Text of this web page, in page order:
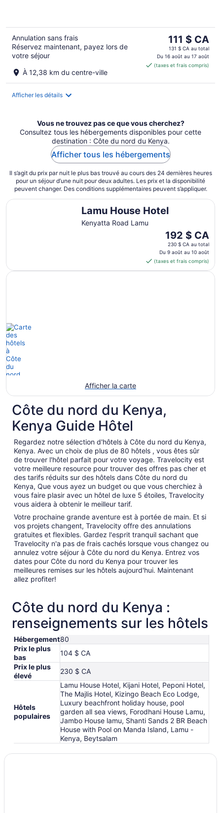
Annulation sans frais
Réservez maintenant, payez lors de
votre séjour
À 12,38 km du centre-ville
Le
prix
est
de 111 $ CA
111 $ CA
131 $ CA au total
Du 16 août au 17 août
(taxes et frais compris)
Afficher les détails
Vous ne trouvez pas ce que vous cherchez?
Consultez tous les hébergements disponibles pour cette
destination : Côte du nord du Kenya.
Afficher tous les hébergements
Il s’agit du prix par nuit le plus bas trouvé au cours des 24 dernières heures
pour un séjour d’une nuit pour deux adultes. Les prix et la disponibilité
peuvent changer. Des conditions supplémentaires peuvent s’appliquer.
Lamu House Hotel
Kenyatta Road Lamu
Le
prix
est
de 192 $ CA
par
192 $ CA
230 $ CA au total
Du 9 août au 10 août
(taxes et frais compris)
Lamu House Hotel
Afficher la carte
Côte du nord du Kenya,
Kenya Guide Hôtel
Regardez notre sélection d'hôtels à Côte du nord du Kenya,
Kenya. Avec un choix de plus de 80 hôtels , vous êtes sûr
de trouver l'hôtel parfait pour votre voyage. Travelocity est
votre meilleure resource pour trouver des offres pas cher et
des tarifs réduits sur des hôtels dans Côte du nord du
Kenya, Que vous ayez un budget ou que vous cherchiez à
vous faire plasir avec un hôtel de luxe 5 étoiles, Travelocity
vous aidera à obtenir le meilleur tarif.
Votre prochaine grande aventure est à portée de main. Et si
vos projets changent, Travelocity offre des annulations
gratuites et flexibles. Gardez l'esprit tranquil sachant que
Travelocity n'a pas de frais cachés lorsque vous changez ou
annulez votre séjour à Côte du nord du Kenya. Entrez vos
dates pour Côte du nord du Kenya pour trouver les
meilleures remises sur les hôtels aujourd'hui. Maintenant
allez profiter!
Côte du nord du Kenya :
renseignements sur les hôtels
Hébergement80
Prix le plus
bas
104 $ CA
Prix le plus
élevé
230 $ CA
Hôtels
populaires
Lamu House Hotel, Kijani Hotel, Peponi Hotel,
The Majlis Hotel, Kizingo Beach Eco Lodge,
Luxury beachfront holiday house, pool
garden all sea views, Forodhani House Lamu,
Jambo House lamu, Shanti Sands 2 BR Beach
House with Pool on Manda Island, Lamu -
Kenya, Beytsalam